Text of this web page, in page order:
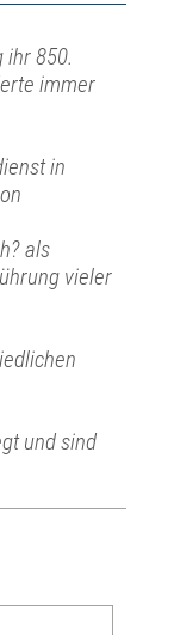
850.
immer
in
als
vieler
und sind